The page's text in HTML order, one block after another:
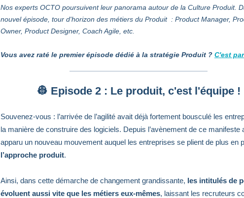
Nos experts OCTO poursuivent leur panorama autour de la Culture Produit.
nouvel épisode, tour d'horizon des métiers du Produit : Product Manager,
Owner, Product Designer, Coach Agile, etc.
Vous avez raté le premier épisode dédié à la stratégie Produit ? C'est
👷 Episode 2 : Le produit, c'est l'équipe !
Souvenez-vous : l’arrivée de l’agilité avait déjà fortement bousculé les
la manière de construire des logiciels. Depuis l’avènement de ce manifeste
apparu un nouveau mouvement auquel les entreprises se plient de plus en
l’approche produit.
Ainsi, dans cette démarche de changement grandissante, les intitulés de
évoluent aussi vite que les métiers eux-mêmes, laissant les recruteurs